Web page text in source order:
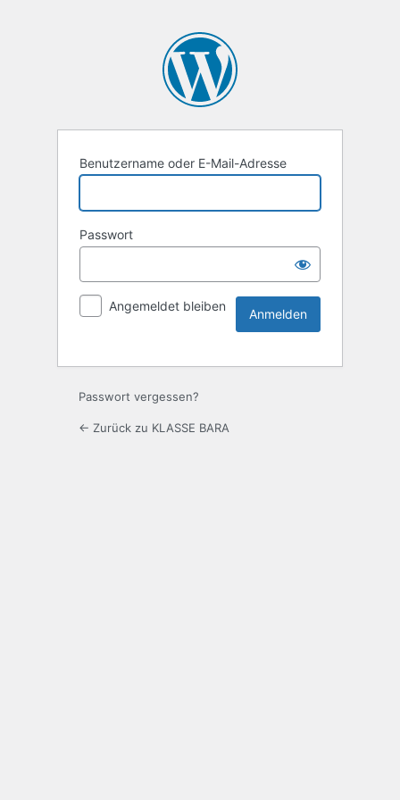
Benutzername oder E-Mail-Adresse
Passwort
Angemeldet bleiben
Passwort vergessen?
← Zurück zu KLASSE BARA